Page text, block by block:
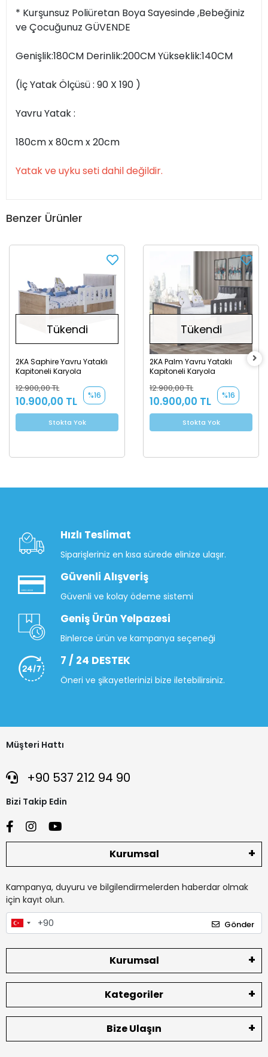
* Kurşunsuz Poliüretan Boya Sayesinde ,Bebeğiniz
ve Çocuğunuz GÜVENDE
Genişlik:180CM Derinlik:200CM Yükseklik:140CM
(İç Yatak Ölçüsü : 90 X 190 )
Yavru Yatak :
180cm x 80cm x 20cm
Yatak ve uyku seti dahil değildir.
Benzer Ürünler
Tükendi
2KA Saphire Yavru Yataklı
Kapitoneli Karyola
12.900,00 TL
10.900,00 TL %16
Stokta Yok
Tükendi
2KA Palm Yavru Yataklı
Kapitoneli Karyola
12.900,00 TL
10.900,00 TL %16
Stokta Yok
Hızlı Teslimat
Siparişleriniz en kısa sürede elinize ulaşır.
Güvenli Alışveriş
Güvenli ve kolay ödeme sistemi
Geniş Ürün Yelpazesi
Binlerce ürün ve kampanya seçeneği
7 / 24 DESTEK
Öneri ve şikayetlerinizi bize iletebilirsiniz.
Müşteri Hattı
+90 537 212 94 90
Bizi Takip Edin
Kurumsal
Kampanya, duyuru ve bilgilendirmelerden haberdar olmak
için kayıt olun.
Gönder
Kurumsal
Kategoriler
Bize Ulaşın